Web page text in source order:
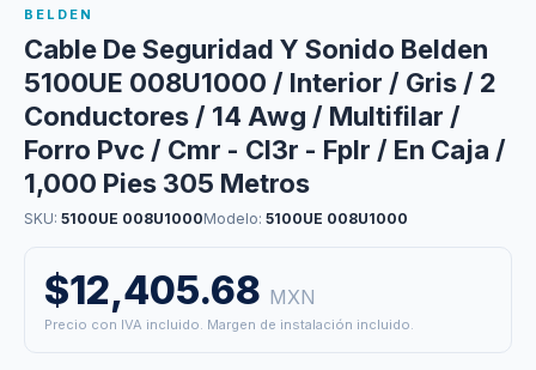
BELDEN
Cable De Seguridad Y Sonido Belden
5100UE 008U1000 / Interior / Gris / 2
Conductores / 14 Awg / Multifilar /
Forro Pvc / Cmr - Cl3r - Fplr / En Caja /
1,000 Pies 305 Metros
SKU: 5100UE 008U1000Modelo: 5100UE 008U1000
$12,405.68 MXN
Precio con IVA incluido. Margen de instalación incluido.